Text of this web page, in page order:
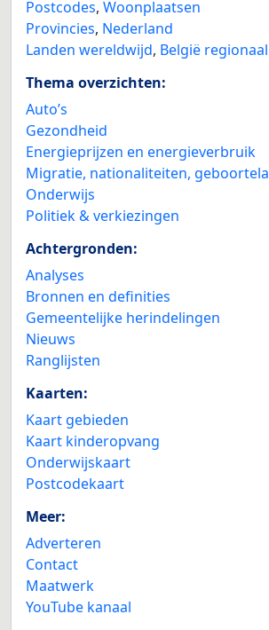
Postcodes, Woonplaatsen
Provincies, Nederland
Landen wereldwijd, België regionaal
Thema overzichten:
Auto’s
Gezondheid
Energieprijzen en energieverbruik
Migratie, nationaliteiten,
Onderwijs
Politiek & verkiezingen
Achtergronden:
Analyses
Bronnen en definities
Gemeentelijke herindelingen
Nieuws
Ranglijsten
Kaarten:
Kaart gebieden
Kaart kinderopvang
Onderwijskaart
Postcodekaart
Meer:
Adverteren
Contact
Maatwerk
YouTube kanaal